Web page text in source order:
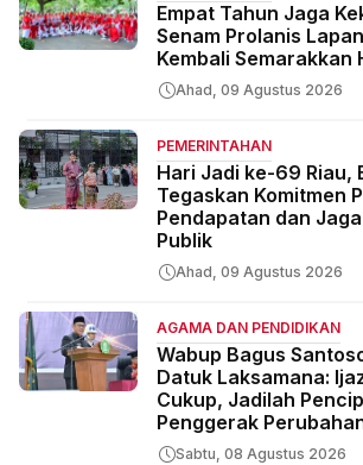
Empat Tahun Jaga
Senam Prolanis
Kembali Semarakkan
Ahad, 09 Agustus 2026
PEMERINTAHAN
Hari Jadi ke-69 Riau,
Tegaskan Komitmen
Pendapatan dan
Publik
Ahad, 09 Agustus 2026
AGAMA DAN PENDIDIKAN
Wabup Bagus
Datuk Laksamana:
Cukup, Jadilah
Penggerak
Sabtu, 08 Agustus 2026